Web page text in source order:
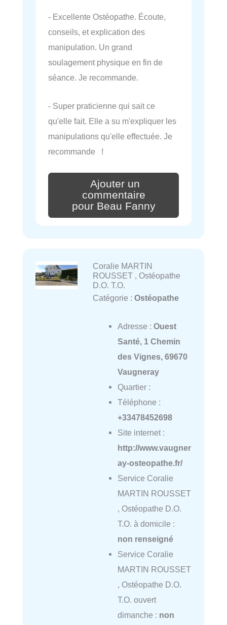
- Excellente Ostéopathe. Écoute,
conseils, et explication des
manipulation. Un grand
soulagement physique en fin de
séance. Je recommande.
- Super praticienne qui sait ce
qu'elle fait. Elle a su m'expliquer les
manipulations qu'elle effectuée. Je
recommande !
Ajouter un
commentaire
pour Beau Fanny
Coralie MARTIN
ROUSSET , Ostéopathe
D.O. T.O.
Catégorie : Ostéopathe
Adresse : Ouest
Santé, 1 Chemin
des Vignes, 69670
Vaugneray
Quartier :
Téléphone :
+33478452698
Site internet :
http://www.vaugner
ay-osteopathe.fr/
Service Coralie
MARTIN ROUSSET
, Ostéopathe D.O.
T.O. à domicile :
non renseigné
Service Coralie
MARTIN ROUSSET
, Ostéopathe D.O.
T.O. ouvert
dimanche : non